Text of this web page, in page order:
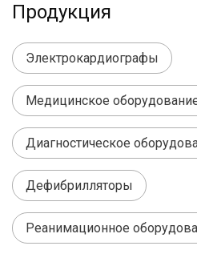
Продукция
Электрокардиографы
Медицинское
Диагностическое
Дефибрилляторы
Реанимационное